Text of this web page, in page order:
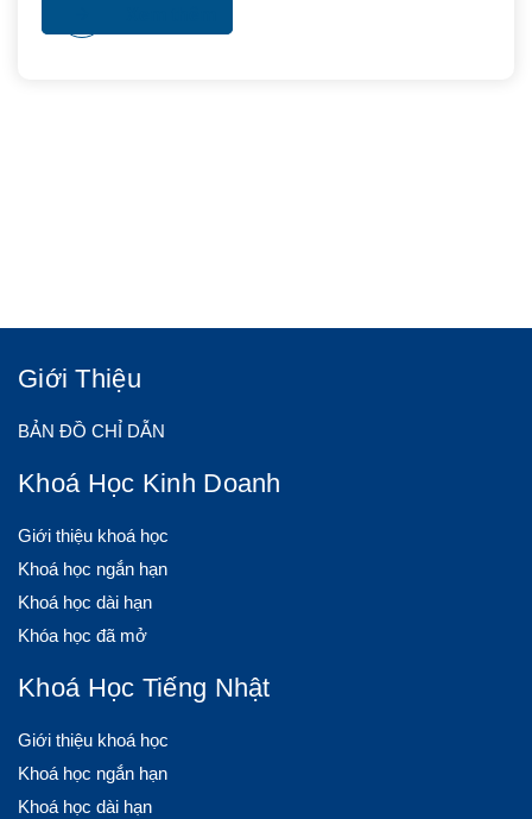
Giới Thiệu
BẢN ĐỒ CHỈ DẪN
Khoá Học Kinh Doanh
Giới thiệu khoá học
Khoá học ngắn hạn
Khoá học dài hạn
Khóa học đã mở
Khoá Học Tiếng Nhật
Giới thiệu khoá học
Khoá học ngắn hạn
Khoá học dài hạn